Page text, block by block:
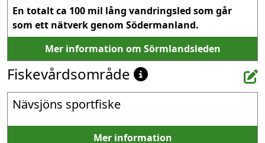
En totalt ca 100 mil lång vandringsled som går
som ett nätverk genom Södermanland.
Mer information om Sörmlandsleden
Fiskevårdsområde
Nävsjöns sportfiske
Mer information